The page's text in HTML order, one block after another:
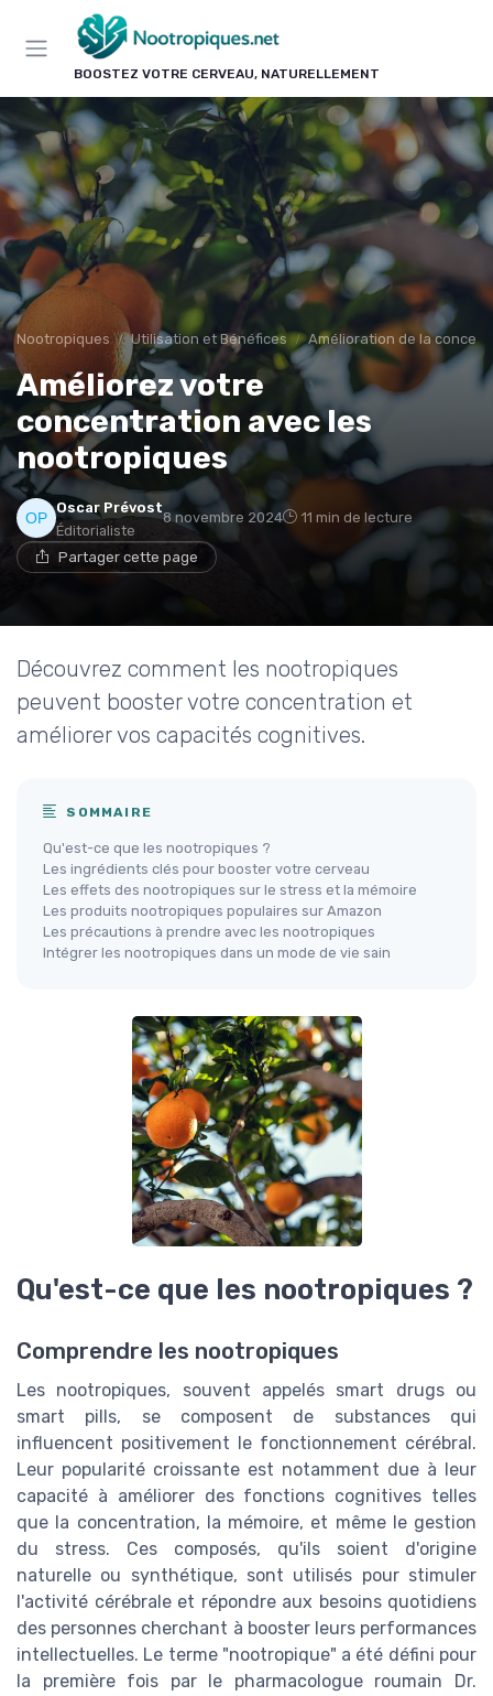
BOOSTEZ VOTRE CERVEAU, NATURELLEMENT
Nootropiques Utilisation et Bénéfices Amélioration de la
Améliorez votre
concentration avec les
nootropiques
Oscar Prévost
Éditorialiste
8 novembre 2024 11 min de lecture
Partager cette page
Découvrez comment les nootropiques
peuvent booster votre concentration et
améliorer vos capacités cognitives.
SOMMAIRE
Qu'est-ce que les nootropiques ?
Les ingrédients clés pour booster votre cerveau
Les effets des nootropiques sur le stress et la mémoire
Les produits nootropiques populaires sur Amazon
Les précautions à prendre avec les nootropiques
Intégrer les nootropiques dans un mode de vie sain
Qu'est-ce que les nootropiques ?
Comprendre les nootropiques
Les nootropiques, souvent appelés smart drugs ou
smart pills, se composent de substances qui
influencent positivement le fonctionnement cérébral.
Leur popularité croissante est notamment due à leur
capacité à améliorer des fonctions cognitives telles
que la concentration, la mémoire, et même le gestion
du stress. Ces composés, qu'ils soient d'origine
naturelle ou synthétique, sont utilisés pour stimuler
l'activité cérébrale et répondre aux besoins quotidiens
des personnes cherchant à booster leurs performances
intellectuelles. Le terme "nootropique" a été défini pour
la première fois par le pharmacologue roumain Dr.
Panneau de gestion des cookies